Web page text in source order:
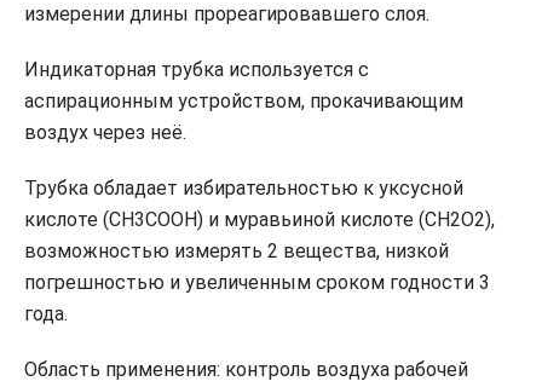
измерении длины прореагировавшего слоя.
Индикаторная трубка используется с
аспирационным устройством, прокачивающим
воздух через неё.
Трубка обладает избирательностью к уксусной
кислоте (CH3COOH) и муравьиной кислоте (CH2O2),
возможностью измерять 2 вещества, низкой
погрешностью и увеличенным сроком годности 3
года.
Область применения: контроль воздуха рабочей